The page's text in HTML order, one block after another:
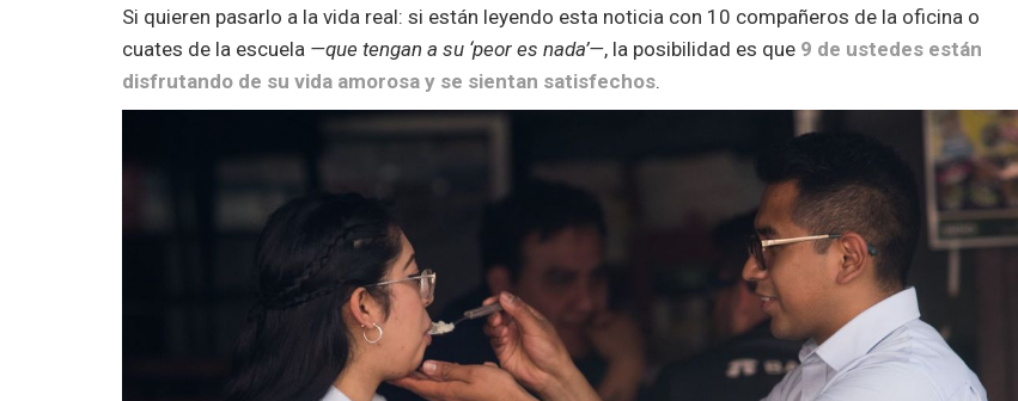
Si quieren pasarlo a la vida real: si están leyendo esta noticia con 10 compañeros de la oficina o
cuates de la escuela —que tengan a su ‘peor es nada’—, la posibilidad es que 9 de ustedes están
disfrutando de su vida amorosa y se sientan satisfechos.